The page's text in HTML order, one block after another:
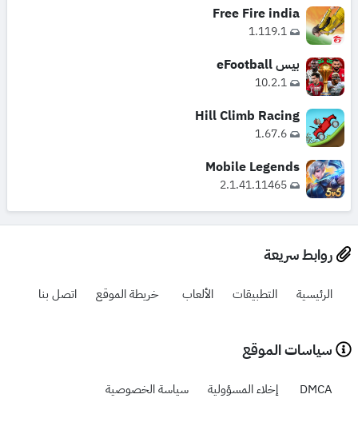
Free Fire india
1.119.1
بيس eFootball
10.2.1
Hill Climb Racing
1.67.6
Mobile Legends
2.1.41.11465
روابط سريعة
الرئيسية التطبيقات الألعاب خريطة الموقع اتصل بنا
سياسات الموقع
DMCA إخلاء المسؤولية سياسة الخصوصية